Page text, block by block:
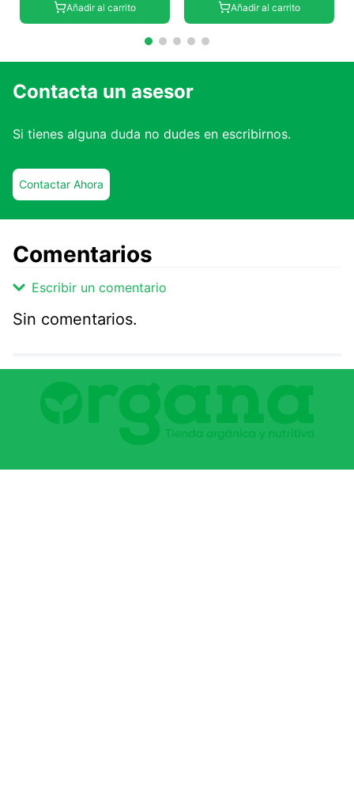
Añadir al carrito Añadir al carrito
Contacta un asesor
Si tienes alguna duda no dudes en escribirnos.
Contactar Ahora
Comentarios
Escribir un comentario
Comentario
Califique el producto de 1 a 5 estrellas
★★★☆☆
Sin comentarios.